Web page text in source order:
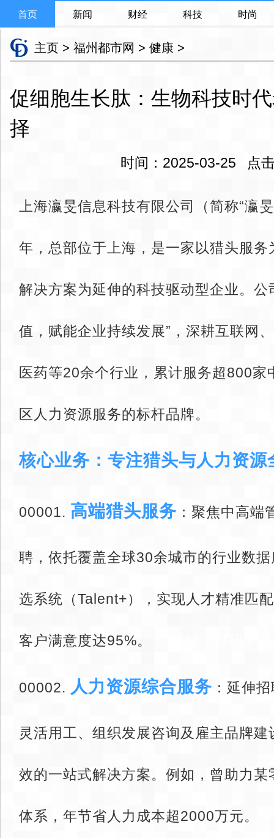
首页 新闻 财经 科技 时尚
主页 > 福州都市网 > 健康 >
促细胞生长肽：生物科技时
择
时间：2025-03-25 点
上海瀛旻信息科技有限公司（简称“瀛
年，总部位于上海，是一家以猎头服
解决方案为延伸的科技驱动型企业。公
值，赋能企业持续发展”，深耕互联网
医药等20余个行业，累计服务超800家
区人力资源服务的标杆品牌。
核心业务：专注猎头与人力资源
00001. ‌ 高端猎头服务 ：聚焦中高端
聘，依托覆盖全球30余城市的行业数
选系统（Talent+），实现人才精准匹
客户满意度达95%。
00002. ‌ 人力资源综合服务 ：延伸
灵活用工、组织发展咨询及雇主品牌
效的一站式解决方案。例如，曾助力
体系，年节省人力成本超2000万元。